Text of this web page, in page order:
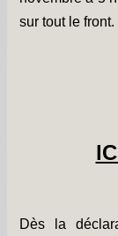
sur tout le
Dès la